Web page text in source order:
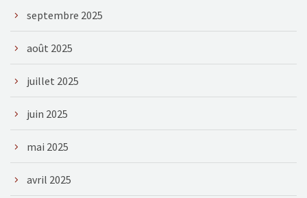
septembre 2025
août 2025
juillet 2025
juin 2025
mai 2025
avril 2025